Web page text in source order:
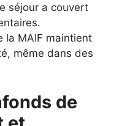
séjour a couvert
la MAIF maintient
même dans des
de